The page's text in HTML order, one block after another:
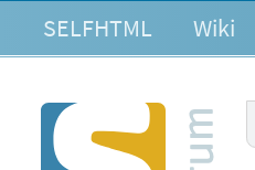
SELFHTML Wiki